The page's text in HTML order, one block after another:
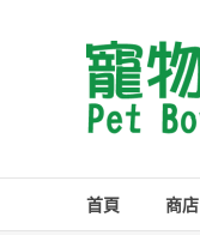
Pet
Boys
Club
首頁 商店